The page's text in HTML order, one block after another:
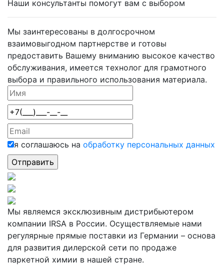
Наши консультанты помогут вам с выбором
Мы заинтересованы в долгосрочном
взаимовыгодном партнерстве и готовы
предоставить Вашему вниманию высокое качество
обслуживания, имеется технолог для грамотного
выбора и правильного использования материала.
я соглашаюсь на обработку персональных данных
Мы являемся эксклюзивным дистрибьютером
компании IRSA в России. Осуществляемые нами
регулярные прямые поставки из Германии – основа
для развития дилерской сети по продаже
паркетной химии в нашей стране.